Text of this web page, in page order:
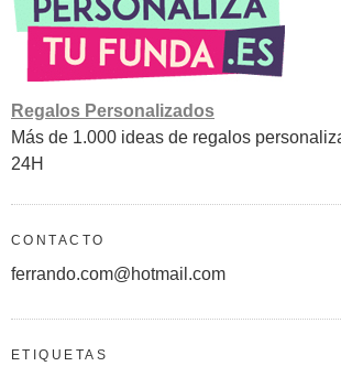
Regalos Personalizados
Más de 1.000 ideas de regalos
24H
CONTACTO
ferrando.com@hotmail.com
ETIQUETAS